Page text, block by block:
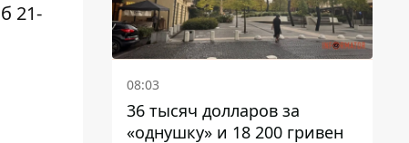
21-
08:03
36 тысяч долларов за
«однушку» и 18 200 гривен